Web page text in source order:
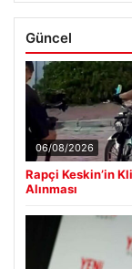
Güncel
06/08/2026
Rapçi Keskin’in
Alınması